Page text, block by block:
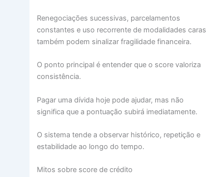
Renegociações sucessivas, parcelamentos
constantes e uso recorrente de modalidades caras
também podem sinalizar fragilidade financeira.
O ponto principal é entender que o score valoriza
consistência.
Pagar uma dívida hoje pode ajudar, mas não
significa que a pontuação subirá imediatamente.
O sistema tende a observar histórico, repetição e
estabilidade ao longo do tempo.
Mitos sobre score de crédito